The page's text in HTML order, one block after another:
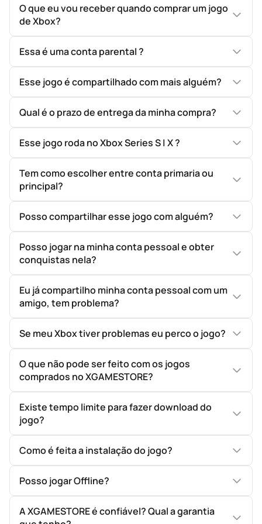
O que eu vou receber quando comprar um jogo
de Xbox?
Essa é uma conta parental ?
Esse jogo é compartilhado com mais alguém?
Qual é o prazo de entrega da minha compra?
Esse jogo roda no Xbox Series S | X ?
Tem como escolher entre conta primaria ou
principal?
Posso compartilhar esse jogo com alguém?
Posso jogar na minha conta pessoal e obter
conquistas nela?
Eu já compartilho minha conta pessoal com um
amigo, tem problema?
Se meu Xbox tiver problemas eu perco o jogo?
O que não pode ser feito com os jogos
comprados no XGAMESTORE?
Existe tempo limite para fazer download do
jogo?
Como é feita a instalação do jogo?
Posso jogar Offline?
A XGAMESTORE é confiável? Qual a garantia